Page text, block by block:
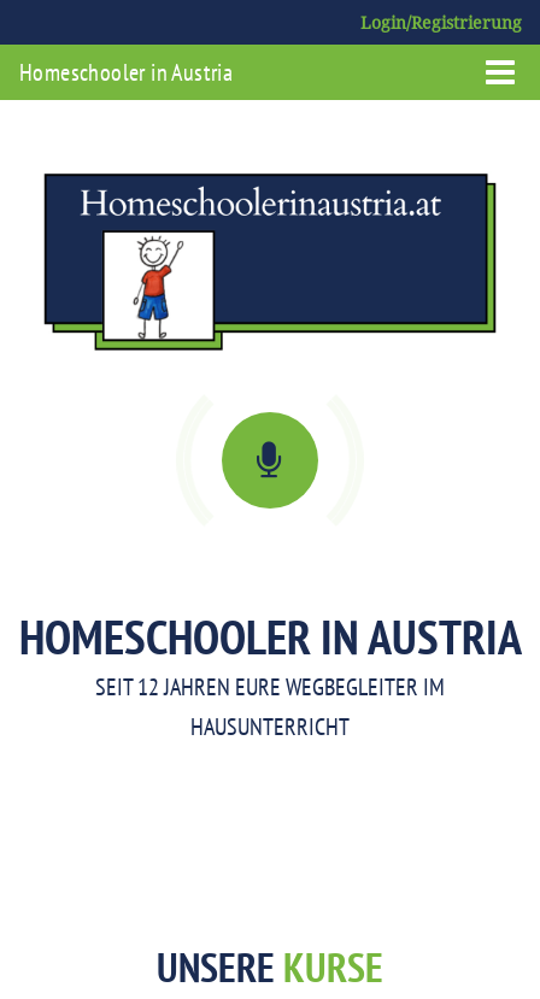
Login/Registrierung
Homeschooler in Austria
HOMESCHOOLER IN AUSTRIA
SEIT 12 JAHREN EURE WEGBEGLEITER IM
HAUSUNTERRICHT
UNSERE KURSE